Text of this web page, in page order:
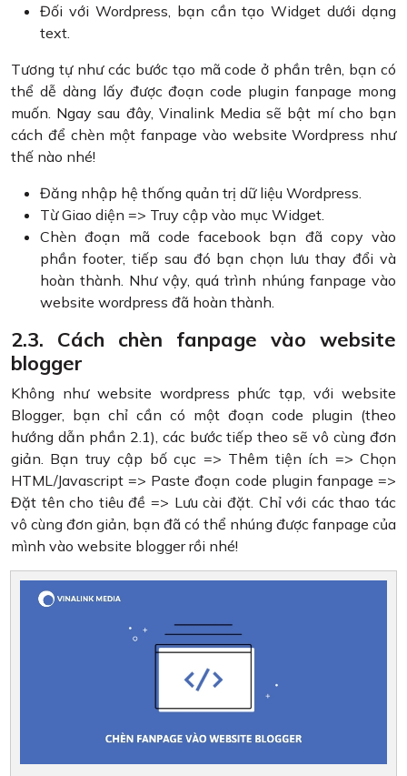
Đối với Wordpress, bạn cần tạo Widget dưới dạng
text.
Tương tự như các bước tạo mã code ở phần trên, bạn có
thể dễ dàng lấy được đoạn code plugin fanpage mong
muốn. Ngay sau đây, Vinalink Media sẽ bật mí cho bạn
cách để chèn một fanpage vào website Wordpress như
thế nào nhé!
Đăng nhập hệ thống quản trị dữ liệu Wordpress.
Từ Giao diện => Truy cập vào mục Widget.
Chèn đoạn mã code facebook bạn đã copy vào
phần footer, tiếp sau đó bạn chọn lưu thay đổi và
hoàn thành. Như vậy, quá trình nhúng fanpage vào
website wordpress đã hoàn thành.
2.3. Cách chèn fanpage vào website
blogger
Không như website wordpress phức tạp, với website
Blogger, bạn chỉ cần có một đoạn code plugin (theo
hướng dẫn phần 2.1), các bước tiếp theo sẽ vô cùng đơn
giản. Bạn truy cập bố cục => Thêm tiện ích => Chọn
HTML/Javascript => Paste đoạn code plugin fanpage =>
Đặt tên cho tiêu đề => Lưu cài đặt. Chỉ với các thao tác
vô cùng đơn giản, bạn đã có thể nhúng được fanpage của
mình vào website blogger rồi nhé!